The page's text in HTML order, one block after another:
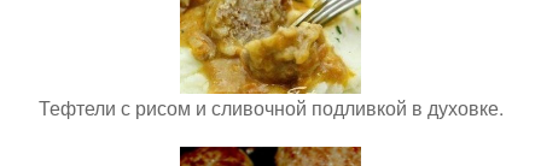
Тефтели с рисом и сливочной подливкой в духовке.